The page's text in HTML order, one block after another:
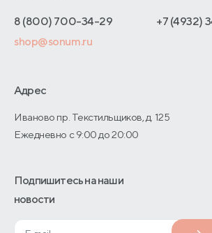
Адреса магазинов
Договор-оферты
Оптовые продажи
О производстве
8 (800) 700-34-29
+7 (4932)
shop@sonum.ru
Адрес
Иваново пр. Текстильщиков, д. 125
Ежедневно с 9:00 до 20:00
Подпишитесь на наши
новости